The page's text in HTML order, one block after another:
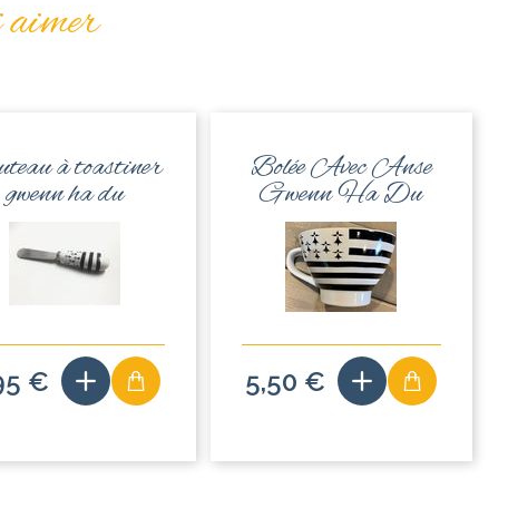
aimer
à toastiner
gwenn ha du
€
Bolée Avec Anse
Gwenn Ha Du
5,50 €